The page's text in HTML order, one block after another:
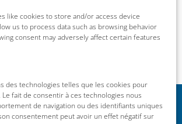
like cookies to store and/or access device
us to process data such as browsing behavior
consent may adversely affect certain features
des technologies telles que les cookies pour
fait de consentir à ces technologies nous
de navigation ou des identifiants uniques
consentement peut avoir un effet négatif sur